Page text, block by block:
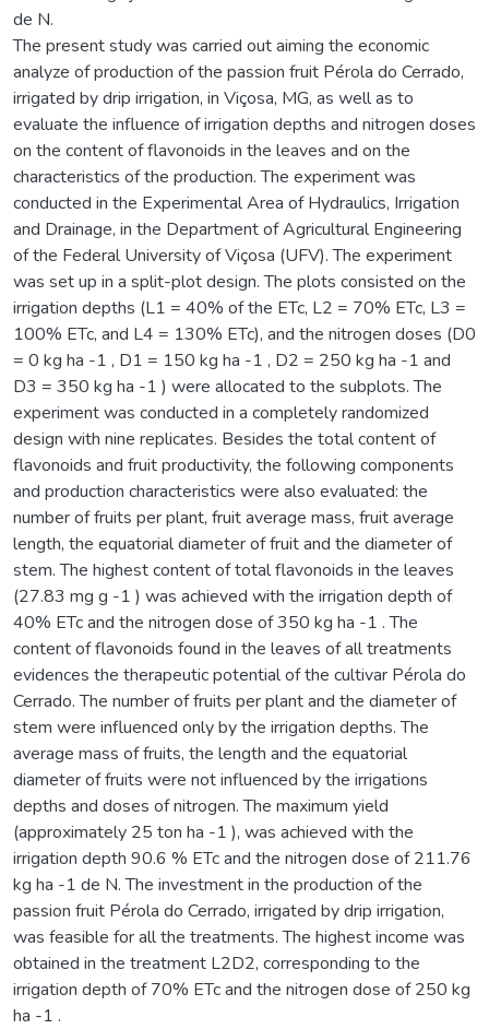
de N.
The present study was carried out aiming the economic
analyze of production of the passion fruit Pérola do Cerrado,
irrigated by drip irrigation, in Viçosa, MG, as well as to
evaluate the influence of irrigation depths and nitrogen doses
on the content of flavonoids in the leaves and on the
characteristics of the production. The experiment was
conducted in the Experimental Area of Hydraulics, Irrigation
and Drainage, in the Department of Agricultural Engineering
of the Federal University of Viçosa (UFV). The experiment
was set up in a split-plot design. The plots consisted on the
irrigation depths (L1 = 40% of the ETc, L2 = 70% ETc, L3 =
100% ETc, and L4 = 130% ETc), and the nitrogen doses (D0
= 0 kg ha -1 , D1 = 150 kg ha -1 , D2 = 250 kg ha -1 and
D3 = 350 kg ha -1 ) were allocated to the subplots. The
experiment was conducted in a completely randomized
design with nine replicates. Besides the total content of
flavonoids and fruit productivity, the following components
and production characteristics were also evaluated: the
number of fruits per plant, fruit average mass, fruit average
length, the equatorial diameter of fruit and the diameter of
stem. The highest content of total flavonoids in the leaves
(27.83 mg g -1 ) was achieved with the irrigation depth of
40% ETc and the nitrogen dose of 350 kg ha -1 . The
content of flavonoids found in the leaves of all treatments
evidences the therapeutic potential of the cultivar Pérola do
Cerrado. The number of fruits per plant and the diameter of
stem were influenced only by the irrigation depths. The
average mass of fruits, the length and the equatorial
diameter of fruits were not influenced by the irrigations
depths and doses of nitrogen. The maximum yield
(approximately 25 ton ha -1 ), was achieved with the
irrigation depth 90.6 % ETc and the nitrogen dose of 211.76
kg ha -1 de N. The investment in the production of the
passion fruit Pérola do Cerrado, irrigated by drip irrigation,
was feasible for all the treatments. The highest income was
obtained in the treatment L2D2, corresponding to the
irrigation depth of 70% ETc and the nitrogen dose of 250 kg
ha -1 .